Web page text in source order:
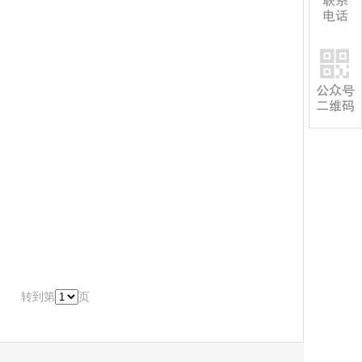
转到第 页